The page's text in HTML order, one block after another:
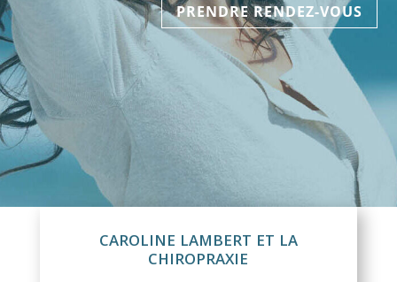
PRENDRE RENDEZ-VOUS
CAROLINE LAMBERT ET LA
CHIROPRAXIE